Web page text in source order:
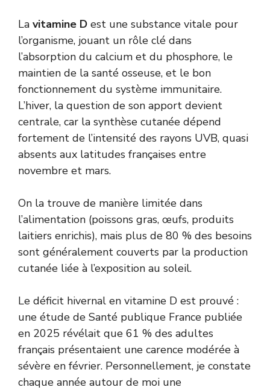
La vitamine D est une substance vitale pour
l’organisme, jouant un rôle clé dans
l’absorption du calcium et du phosphore, le
maintien de la santé osseuse, et le bon
fonctionnement du système immunitaire.
L’hiver, la question de son apport devient
centrale, car la synthèse cutanée dépend
fortement de l’intensité des rayons UVB, quasi
absents aux latitudes françaises entre
novembre et mars.
On la trouve de manière limitée dans
l’alimentation (poissons gras, œufs, produits
laitiers enrichis), mais plus de 80 % des besoins
sont généralement couverts par la production
cutanée liée à l’exposition au soleil.
Le déficit hivernal en vitamine D est prouvé :
une étude de Santé publique France publiée
en 2025 révélait que 61 % des adultes
français présentaient une carence modérée à
sévère en février. Personnellement, je constate
chaque année autour de moi une